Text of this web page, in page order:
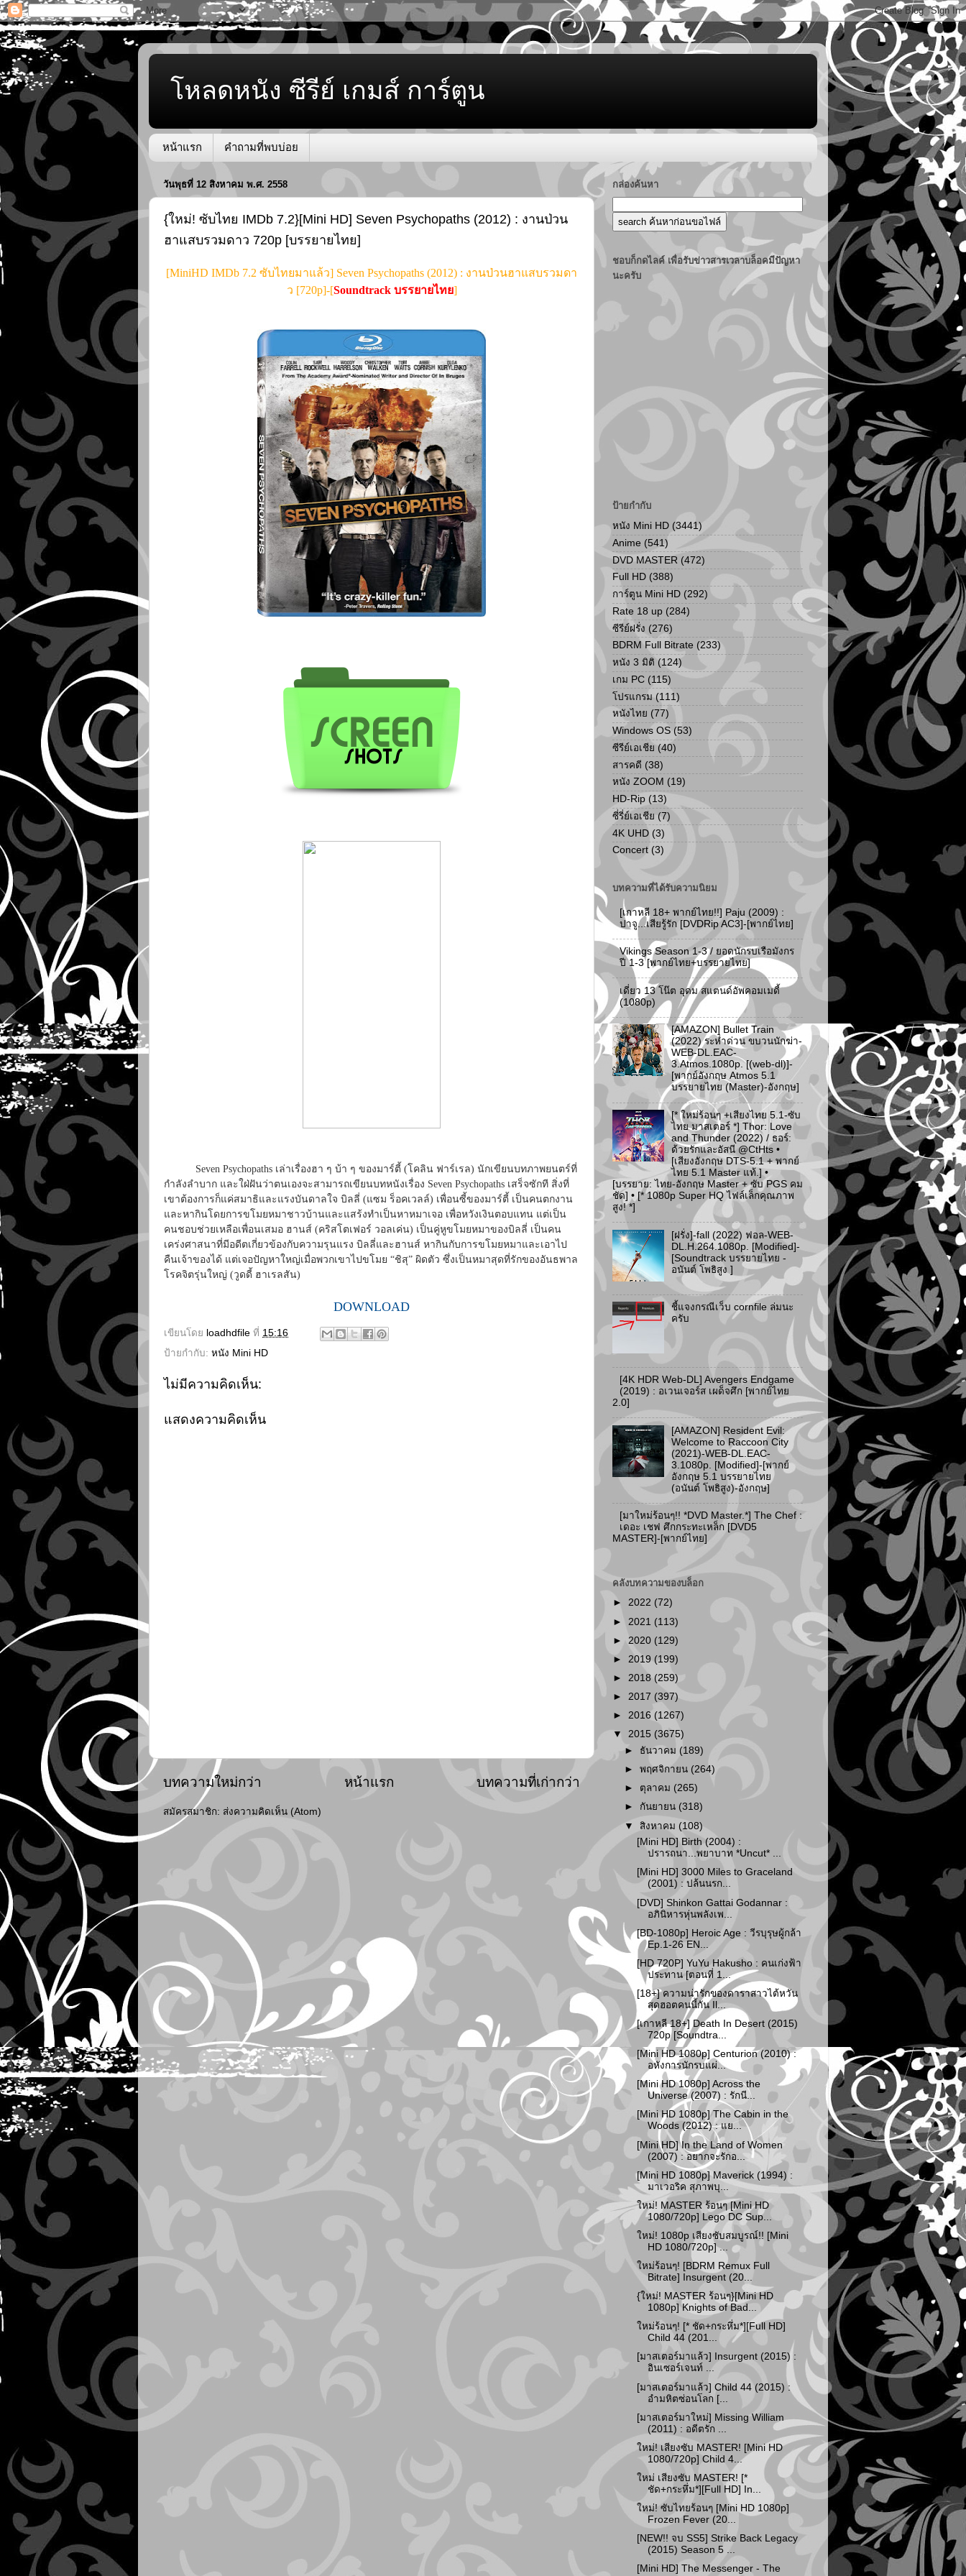
โหลดหนัง ซีรีย์ เกมส์ การ์ตูน
หน้าแรก คำถามที่พบบ่อย
วันพุธที่ 12 สิงหาคม พ.ศ. 2558
{ใหม่! ซับไทย IMDb 7.2}[Mini HD] Seven Psychopaths (2012) : งานป่วน
ฮาแสบรวมดาว 720p [บรรยายไทย]
[MiniHD IMDb 7.2 ซับไทยมาแล้ว] Seven Psychopaths (2012) : งานป่วนฮาแสบรวมดา
ว [720p]-[Soundtrack บรรยายไทย]
Seven Psychopaths เล่าเรื่องฮา ๆ บ้า ๆ ของมาร์ตี้ (โคลิน ฟาร์เรล) นักเขียนบทภาพยนตร์ที่
กำลังลำบาก และใฝ่ฝันว่าตนเองจะสามารถเขียนบทหนังเรื่อง Seven Psychopaths เสร็จซักที สิ่งที่
เขาต้องการก็แค่สมาธิและแรงบันดาลใจ บิลลี่ (แซม ร็อคเวลล์) เพื่อนซี้ของมาร์ตี้ เป็นคนตกงาน
และหากินโดยการขโมยหมาชาวบ้านและแสร้งทำเป็นหาหมาเจอ เพื่อหวังเงินตอบแทน แต่เป็น
คนชอบช่วยเหลือเพื่อนเสมอ ฮานส์ (คริสโตเฟอร์ วอลเค่น) เป็นคู่หูขโมยหมาของบิลลี่ เป็นคน
เคร่งศาสนาที่มีอดีตเกี่ยวข้องกับความรุนแรง บิลลี่และฮานส์ หากินกับการขโมยหมาและเอาไป
คืนเจ้าของได้ แต่เจอปัญหาใหญ่เมื่อพวกเขาไปขโมย “ชิสุ” ผิดตัว ซึ่งเป็นหมาสุดที่รักของอันธพาล
โรคจิตรุ่นใหญ่ (วูดดี้ ฮาเรลสัน)
DOWNLOAD
เขียนโดย loadhdfile ที่ 15:16
ป้ายกำกับ: หนัง Mini HD
ไม่มีความคิดเห็น:
แสดงความคิดเห็น
บทความใหม่กว่า บทความที่เก่ากว่า
หน้าแรก
สมัครสมาชิก: ส่งความคิดเห็น (Atom)
กล่องค้นหา
ชอบก็กดไลค์ เพื่อรับข่าวสารเวลาบล็อคมีปัญหา
นะครับ
ป้ายกำกับ
หนัง Mini HD (3441)
Anime (541)
DVD MASTER (472)
Full HD (388)
การ์ตูน Mini HD (292)
Rate 18 up (284)
ซีรีย์ฝรั่ง (276)
BDRM Full Bitrate (233)
หนัง 3 มิติ (124)
เกม PC (115)
โปรแกรม (111)
หนังไทย (77)
Windows OS (53)
ซีรีย์เอเชีย (40)
สารคดี (38)
หนัง ZOOM (19)
HD-Rip (13)
ซี่รี่ย์เอเชีย (7)
4K UHD (3)
Concert (3)
บทความที่ได้รับความนิยม
[เกาหลี 18+ พากย์ไทย!!] Paju (2009) :
ปาจู...เสียรู้รัก [DVDRip AC3]-[พากย์ไทย]
Vikings Season 1-3 / ยอดนักรบเรือมังกร
ปี 1-3 [พากย์ไทย+บรรยายไทย]
เดี่ยว 13 โน๊ต อุดม สแตนด์อัพคอมเมดี้
(1080p)
[AMAZON] Bullet Train
(2022) ระห่ำด่วน ขบวนนักฆ่า-
WEB-DL.EAC-
3.Atmos.1080p. [(web-dl)]-
[พากย์อังกฤษ Atmos 5.1
บรรยายไทย (Master)-อังกฤษ]
[* ใหม่ร้อนๆ +เสียงไทย 5.1-ซับ
ไทย มาสเตอร์ *] Thor: Love
and Thunder (2022) / ธอร์:
ด้วยรักและอัสนี @CtHts •
[เสียงอังกฤษ DTS-5.1 + พากย์
ไทย 5.1 Master แท้.] •
[บรรยาย: ไทย-อังกฤษ Master + ซับ PGS คม
ชัด] • [* 1080p Super HQ ไฟล์เล็กคุณภาพ
สูง! *]
[ฝรั่ง]-fall (2022) ฟอล-WEB-
DL.H.264.1080p. [Modified]-
[Soundtrack บรรยายไทย -
อนันต์ โพธิสูง ]
ชี้แจงกรณีเว็บ cornfile ล่มนะ
ครับ
[4K HDR Web-DL] Avengers Endgame
(2019) : อเวนเจอร์ส เผด็จศึก [พากย์ไทย
2.0]
[AMAZON] Resident Evil:
Welcome to Raccoon City
(2021)-WEB-DL.EAC-
3.1080p. [Modified]-[พากย์
อังกฤษ 5.1 บรรยายไทย
(อนันต์ โพธิสูง)-อังกฤษ]
[มาใหม่ร้อนๆ!! *DVD Master.*] The Chef :
เดอะ เชฟ ศึกกระทะเหล็ก [DVD5
MASTER]-[พากย์ไทย]
คลังบทความของบล็อก
► 2022 (72)
► 2021 (113)
► 2020 (129)
► 2019 (199)
► 2018 (259)
► 2017 (397)
► 2016 (1267)
▼ 2015 (3675)
► ธันวาคม(189)
►พฤศจิกายน (264)
► ตุลาคม (265)
► กันยายน (318)
▼สิงหาคม (108)
[Mini HD] Birth (2004) :
ปรารถนา...พยาบาท *Uncut* ...
[Mini HD] 3000 Miles to Graceland
(2001) : ปล้นนรก...
[DVD] Shinkon Gattai Godannar :
อภินิหารหุ่นพลังเพ...
[BD-1080p] Heroic Age : วีรบุรุษผู้กล้า
Ep.1-26 EN...
[HD 720P] YuYu Hakusho : คนเก่งฟ้า
ประทาน [ตอนที่ 1...
[18+] ความน่ารักของดาราสาวไต้หวัน
สุดฮอตคนนี้กัน Il...
[เกาหลี 18+] Death In Desert (2015)
720p [Soundtra...
[Mini HD 1080p] Centurion (2010) :
อหังการนักรบแผ่...
[Mini HD 1080p] Across the
Universe (2007) : รักนี...
[Mini HD 1080p] The Cabin in the
Woods (2012) : แย...
[Mini HD] In the Land of Women
(2007) : อยากจะรักอ...
[Mini HD 1080p] Maverick (1994) :
มาเวอริค สุภาพบุ...
ใหม่! MASTER ร้อนๆ [Mini HD
1080/720p] Lego DC Sup...
ใหม่! 1080p เสียงซับสมบูรณ์!! [Mini
HD 1080/720p] ...
ใหม่ร้อนๆ! [BDRM Remux Full
Bitrate] Insurgent (20...
{ใหม่! MASTER ร้อนๆ}[Mini HD
1080p] Knights of Bad...
ใหม่ร้อนๆ! [* ชัด+กระหึ่ม*][Full HD]
Child 44 (201...
[มาสเตอร์มาแล้ว] Insurgent (2015) :
อินเซอร์เจนท์ ...
[มาสเตอร์มาแล้ว] Child 44 (2015) :
อำมหิตซ่อนโลก [...
[มาสเตอร์มาใหม่] Missing William
(2011) : อดีตรัก ...
ใหม่! เสียงซับ MASTER! [Mini HD
1080/720p] Child 4...
ใหม่ เสียงซับ MASTER! [*
ชัด+กระหึ่ม*][Full HD] In...
ใหม่! ซับไทยร้อนๆ [Mini HD 1080p]
Frozen Fever (20...
[NEW!! จบ SS5] Strike Back Legacy
(2015) Season 5 ...
[Mini HD] The Messenger - The